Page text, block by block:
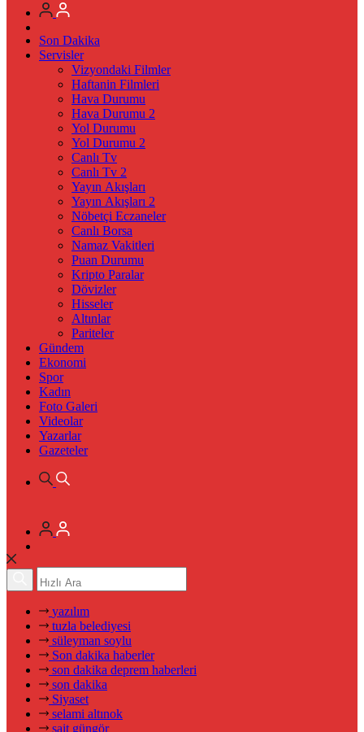
Son Dakika
Servisler
Vizyondaki Filmler
Haftanin Filmleri
Hava Durumu
Hava Durumu 2
Yol Durumu
Yol Durumu 2
Canlı Tv
Canlı Tv 2
Yayın Akışları
Yayın Akışları 2
Nöbetçi Eczaneler
Canlı Borsa
Namaz Vakitleri
Puan Durumu
Kripto Paralar
Dövizler
Hisseler
Altınlar
Pariteler
Gündem
Ekonomi
Spor
Kadın
Foto Galeri
Videolar
Yazarlar
Gazeteler
yazılım
tuzla belediyesi
süleyman soylu
Son dakika haberler
son dakika deprem haberleri
son dakika
Siyaset
selami altınok
sait güngör